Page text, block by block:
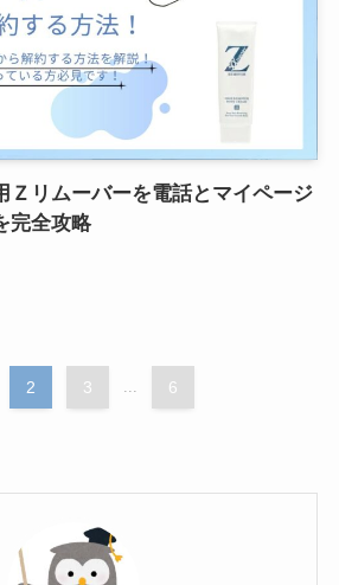
Ｚリムーバーを電話とマイページ
完全攻略
2 3 ... 6